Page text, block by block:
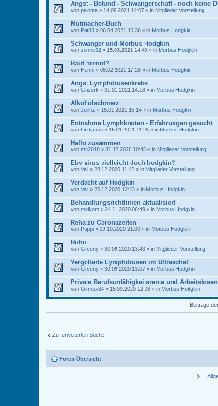
Angst - Befund - Schwangerschaft - noch keine
von paloma » 14.09.2021 14:07 » in Mitglieder Vorstellung
Mutmacher-Buch
von Pat83 » 06.04.2021 10:36 » in Morbus Hodgkin
Schwanger und Morbus Hodgkin
von sonne92 » 15.03.2021 14:49 » in Morbus Hodgkin
Haut brennt?
von Hanni » 08.02.2021 17:28 » in Morbus Hodgkin
Angst Lymphdrüsenkrebs
von Grisork » 31.01.2021 14:18 » in Morbus Hodgkin
Alkoholschmerz
von Julilnz » 15.01.2021 15:14 » in Morbus Hodgkin
Entnahme Lymphknoten - Erfahrungen gesucht
von Lindipooh » 15.01.2021 11:25 » in Morbus Hodgkin
Hallo zusammen
von mh2018 » 31.12.2020 10:45 » in Mitglieder Vorstellung
Ebv virus vielleicht doch hodgkin?
von Vali » 28.12.2020 11:42 » in Mitglieder Vorstellung
Verdacht auf Hodgkin
von Vali » 26.12.2020 12:23 » in Morbus Hodgkin
Behandlungsrichtlinien aktualisiert
von maikom » 24.11.2020 06:49 » in Morbus Hodgkin
Reha zu Coronazeiten
von Puppi » 29.10.2020 21:00 » in Morbus Hodgkin
Huhu
von Greeny » 30.09.2020 13:43 » in Mitglieder Vorstellung
Vergößerte Lymphdrüsen im Ultraschall
von Greeny » 30.09.2020 13:07 » in Morbus Hodgkin
Private Berufsunfähigkeitsrente und
von Oxmox84 » 15.09.2020 12:08 » in Morbus Hodgkin
Beiträge
Zur erweiterten Suche
Foren-Übersicht
chevron_right